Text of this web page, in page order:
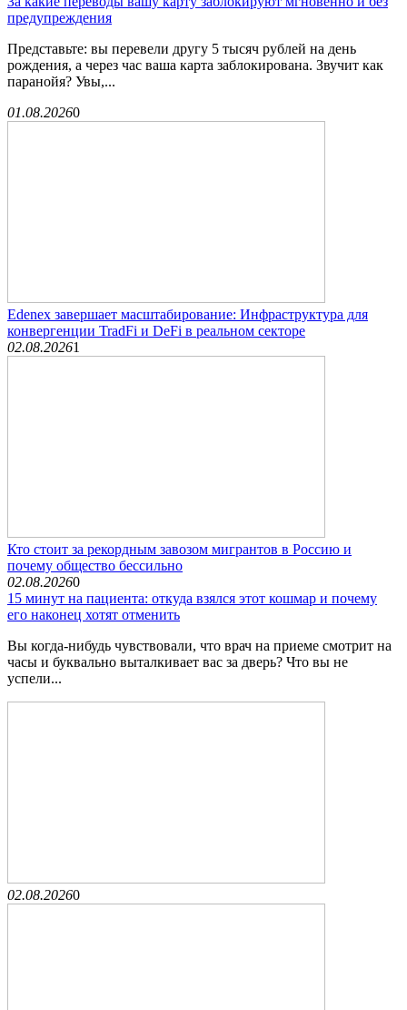
предупреждения
Представьте: вы перевели другу 5 тысяч рублей на день
рождения, а через час ваша карта заблокирована. Звучит как
паранойя? Увы,...
01.08.20260
Edenex завершает масштабирование: Инфраструктура для
конвергенции TradFi и DeFi в реальном секторе
02.08.20261
Кто стоит за рекордным завозом мигрантов в Россию и
почему общество бессильно
02.08.20260
15 минут на пациента: откуда взялся этот кошмар и почему
его наконец хотят отменить
Вы когда-нибудь чувствовали, что врач на приеме смотрит на
часы и буквально выталкивает вас за дверь? Что вы не
успели...
02.08.20260